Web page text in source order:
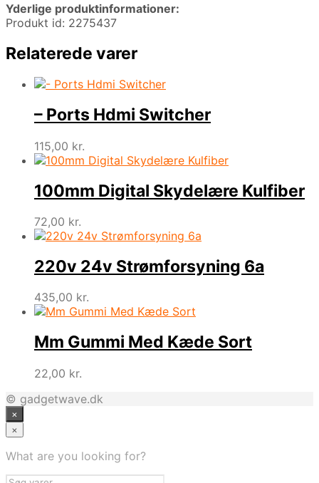
Yderlige produktinformationer:
Produkt id: 2275437
Relaterede varer
– Ports Hdmi Switcher
115,00 kr.
100mm Digital Skydelære Kulfiber
72,00 kr.
220v 24v Strømforsyning 6a
435,00 kr.
Mm Gummi Med Kæde Sort
22,00 kr.
© gadgetwave.dk
×
×
What are you looking for?